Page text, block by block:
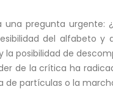
pregunta urgente:
del alfabeto y
posibilidad de
de la crítica ha
partículas o la